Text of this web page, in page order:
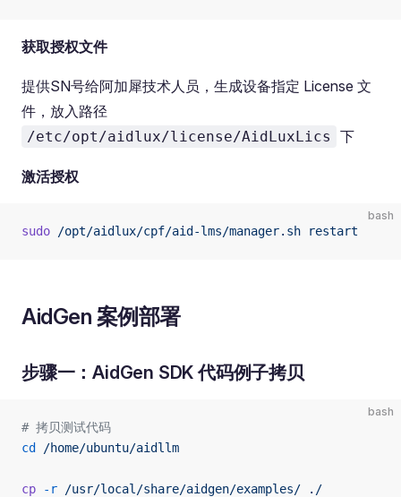
获取授权文件
提供SN号给阿加犀技术人员，生成设备指定 License 文
件，放入路径
/etc/opt/aidlux/license/AidLuxLics 下
激活授权
bash
sudo /opt/aidlux/cpf/aid-lms/manager.sh restart
AidGen 案例部署
步骤一：AidGen SDK 代码例子拷贝
bash
# 拷贝测试代码
cd
/home/ubuntu/aidllm
cp -r /usr/local/share/aidgen/examples/ ./